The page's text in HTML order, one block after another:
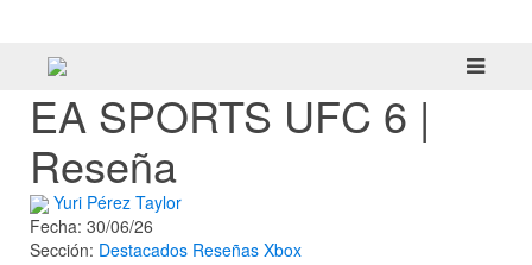
EA SPORTS UFC 6 |
Reseña
Yuri Pérez Taylor
Fecha: 30/06/26
Sección: Destacados Reseñas Xbox